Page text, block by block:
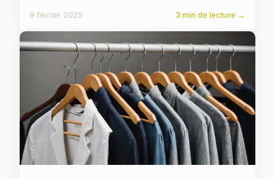
9 février 2025 3 min de lecture →